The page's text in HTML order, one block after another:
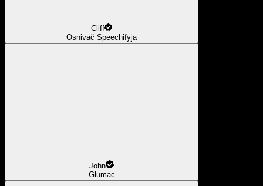
Cliff
Osnivač Speechifyja
John
Glumac